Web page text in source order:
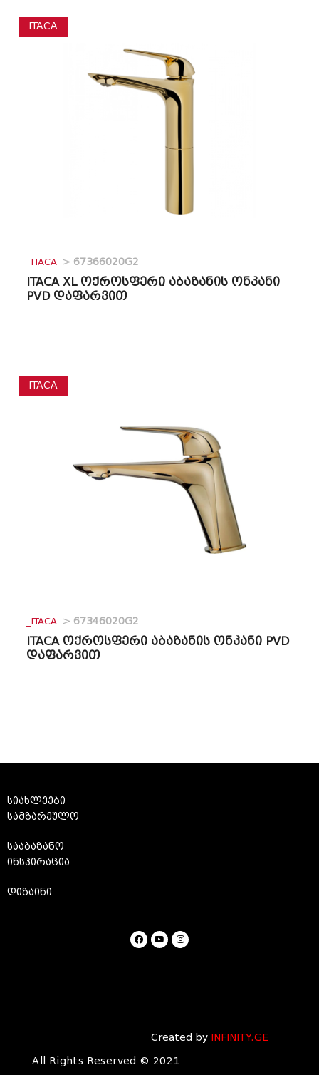
ITACA
_ITACA > 67366020G2
ITACA XL ოქროსფერი აბაზანის ონკანი
PVD დაფარვით
ITACA
_ITACA > 67346020G2
ITACA ოქროსფერი აბაზანის ონკანი PVD
დაფარვით
სიახლეები
სამზარეულო
სააბაზანო
ინსპირაცია
დიზაინი
Created by INFINITY.GE
All Rights Reserved © 2021